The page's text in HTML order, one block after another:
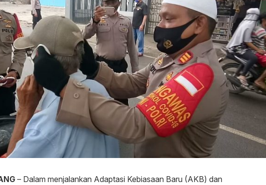
– Dalam menjalankan Adaptasi Kebiasaan Baru (AKB) dan